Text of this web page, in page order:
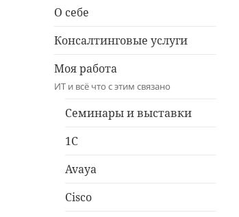
О себе
Консалтинговые услуги
Моя работа
ИТ и всё что с этим связано
Семинары и выставки
1C
Avaya
Cisco